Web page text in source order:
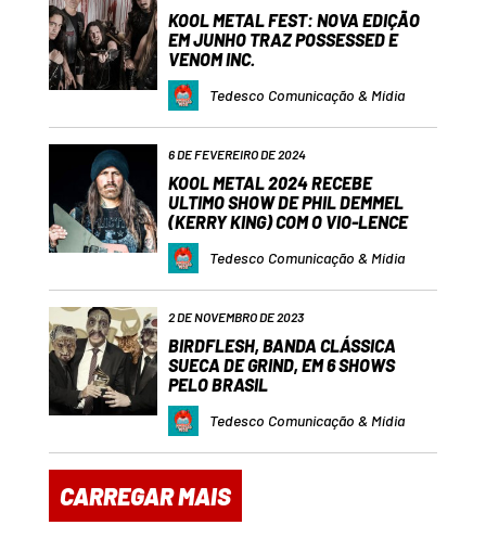
KOOL METAL FEST: NOVA EDIÇÃO
EM JUNHO TRAZ POSSESSED E
VENOM INC.
Tedesco Comunicação & Mídia
6 DE FEVEREIRO DE 2024
KOOL METAL 2024 RECEBE
ULTIMO SHOW DE PHIL DEMMEL
(KERRY KING) COM O VIO-LENCE
Tedesco Comunicação & Mídia
2 DE NOVEMBRO DE 2023
BIRDFLESH, BANDA CLÁSSICA
SUECA DE GRIND, EM 6 SHOWS
PELO BRASIL
Tedesco Comunicação & Mídia
CARREGAR MAIS